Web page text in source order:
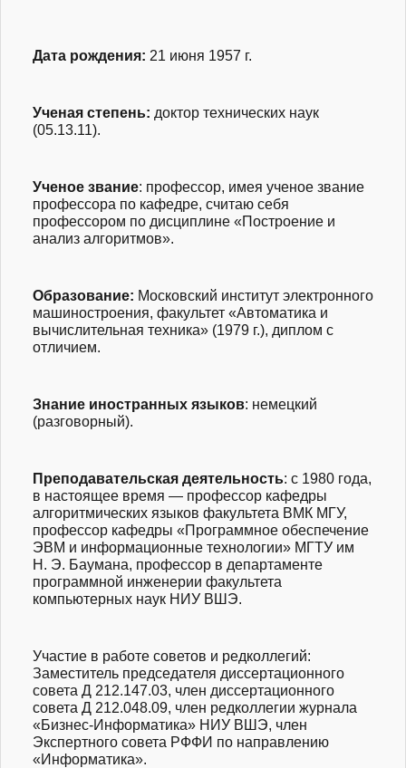
Дата рождения: 21 июня 1957 г.
Ученая степень: доктор технических наук
(05.13.11).
Ученое звание: профессор, имея ученое звание
профессора по кафедре, считаю себя
профессором по дисциплине «Построение и
анализ алгоритмов».
Образование: Московский институт электронного
машиностроения, факультет «Автоматика и
вычислительная техника» (1979 г.), диплом с
отличием.
Знание иностранных языков: немецкий
(разговорный).
Преподавательская деятельность: с 1980 года,
в настоящее время — профессор кафедры
алгоритмических языков факультета ВМК МГУ,
профессор кафедры «Программное обеспечение
ЭВМ и информационные технологии» МГТУ им
Н. Э. Баумана, профессор в департаменте
программной инженерии факультета
компьютерных наук НИУ ВШЭ.
Участие в работе советов и редколлегий:
Заместитель председателя диссертационного
совета Д 212.147.03, член диссертационного
совета Д 212.048.09, член редколлегии журнала
«Бизнес-Информатика» НИУ ВШЭ, член
Экспертного совета РФФИ по направлению
«Информатика».